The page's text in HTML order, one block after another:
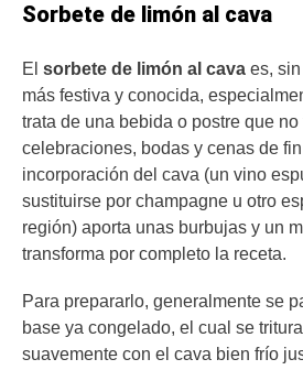
Sorbete de limón al cava
El sorbete de limón al cava es,
más festiva y conocida,
trata de una bebida o postre que no
celebraciones, bodas y cenas de
incorporación del cava (un vino
sustituirse por champagne u otro
región) aporta unas burbujas y un
transforma por completo la receta.
Para prepararlo, generalmente se
base ya congelado, el cual se
suavemente con el cava bien frío